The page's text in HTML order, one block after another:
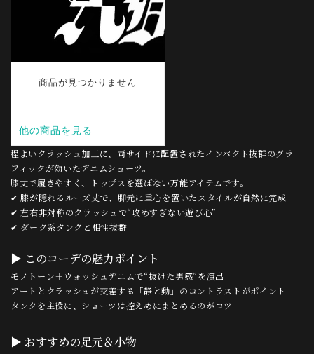
程よいクラッシュ加工に、両サイドに配置されたインパクト抜群のグラ
フィックが効いたデニムショーツ。
膝丈で履きやすく、トップスを選ばない万能アイテムです。
✔ 膝が隠れるルーズ丈で、脚元に重心を置いたスタイルが自然に完成
✔ 左右非対称のクラッシュで“攻めすぎない遊び心”
✔ ダーク系タンクと相性抜群
▶ このコーデの魅力ポイント
モノトーン＋ウォッシュデニムで“抜けた男感”を演出
アートとクラッシュが交差する「静と動」のコントラストがポイント
タンクを主役に、ショーツは控えめにまとめるのがコツ
▶ おすすめの足元＆小物